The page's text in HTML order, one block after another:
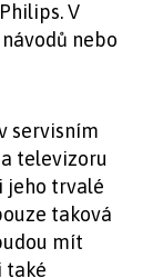
V
nebo
servisním
televizoru
jeho trvalé
taková
mít
také